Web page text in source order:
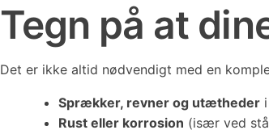
Tegn på at
Det er ikke altid nødvendigt med en
Sprækker, revner og utætheder
Rust eller korrosion (især ved